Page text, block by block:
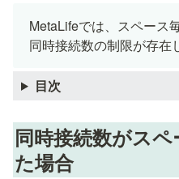
MetaLifeでは、スペース
同時接続数の制限が存在
目次
同時接続数がス
た場合